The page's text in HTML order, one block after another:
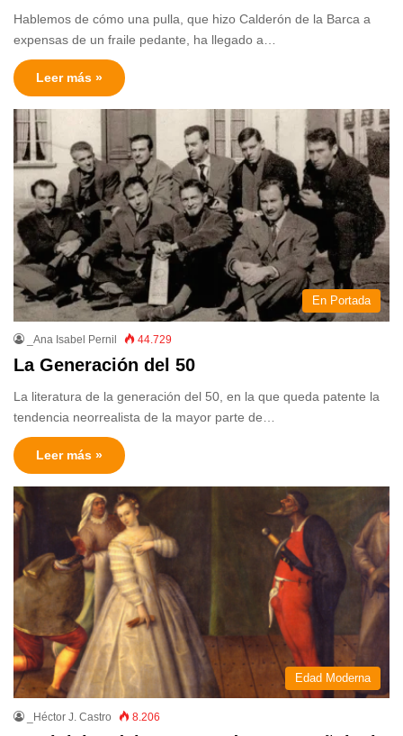
Hablemos de cómo una pulla, que hizo Calderón de la Barca a
expensas de un fraile pedante, ha llegado a…
Leer más »
En Portada
_Ana Isabel Pernil 44.729
La Generación del 50
La literatura de la generación del 50, en la que queda patente la
tendencia neorrealista de la mayor parte de…
Leer más »
Edad Moderna
_Héctor J. Castro 8.206